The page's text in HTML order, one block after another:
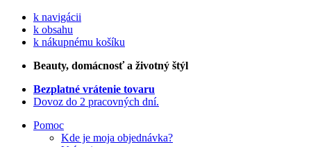
k navigácii
k obsahu
k nákupnému košíku
Beauty, domácnosť a životný štýl
Bezplatné vrátenie tovaru
Dovoz do 2 pracovných dní.
Pomoc
Kde je moja objednávka?